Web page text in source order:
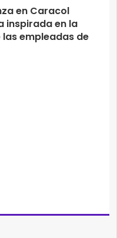
en Caracol
inspirada en la
empleadas de